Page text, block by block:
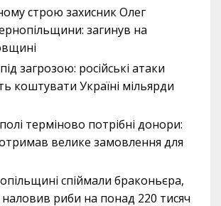
строю захисник Олег
загинув на
загрозою: російські атаки
коштувати Україні мільярди
терміново потрібні донори:
велике замовлення для
спіймали браконьєра,
наловив риби на понад 220 тисяч